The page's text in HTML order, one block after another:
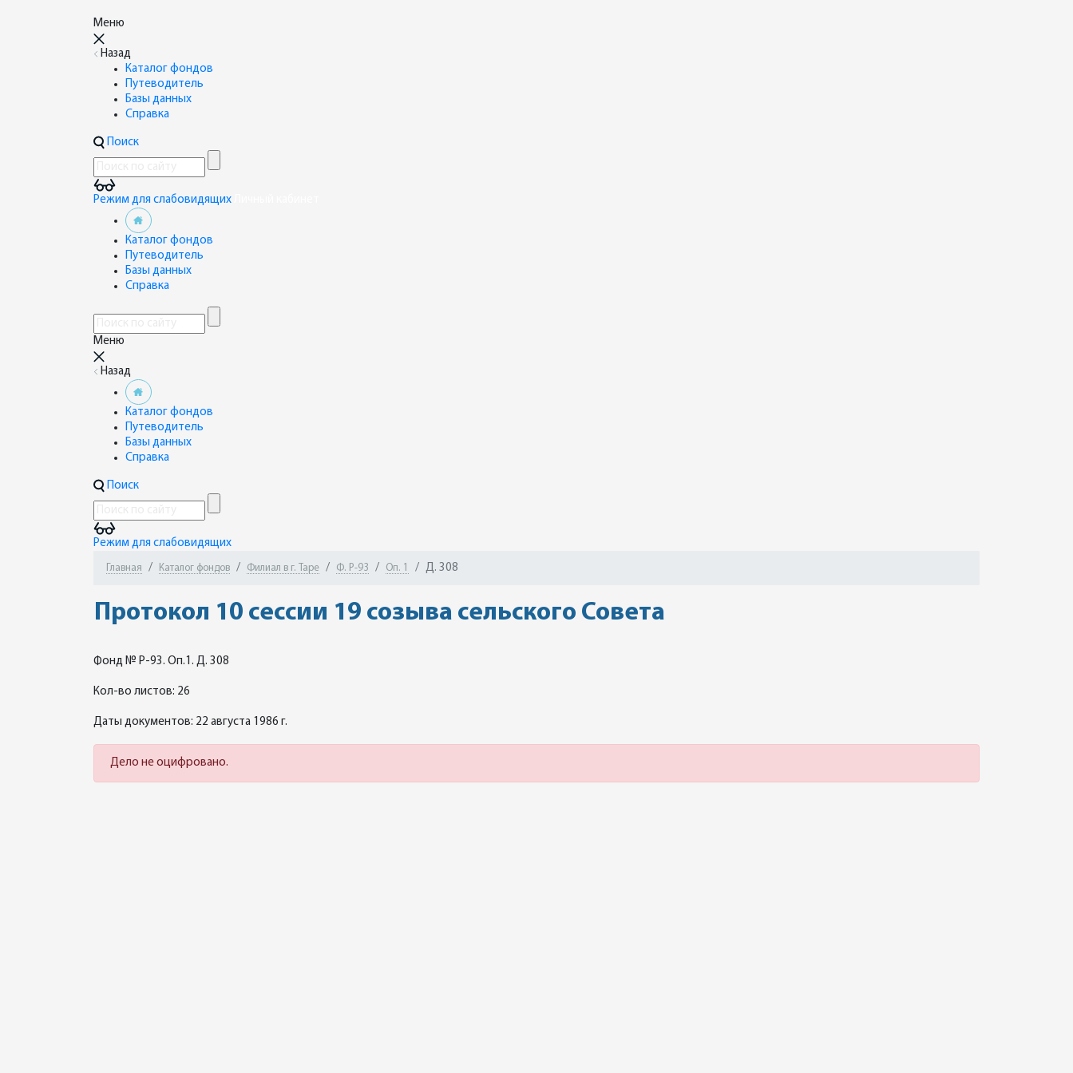
Меню
Назад
Каталог фондов
Путеводитель
Базы данных
Справка
Поиск
Режим для слабовидящих
Каталог фондов
Путеводитель
Базы данных
Справка
Меню
Назад
Каталог фондов
Путеводитель
Базы данных
Справка
Поиск
Режим для слабовидящих
Главная Каталог фондов Филиал в г. Таре Ф. Р-93 Оп. 1 Д. 308
Протокол 10 сессии 19 созыва сельского Совета
Фонд № Р-93. Оп.1. Д. 308
Кол-во листов: 26
Даты документов: 22 августа 1986 г.
Дело не оцифровано.